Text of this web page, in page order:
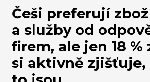
Češi preferují
a služby od
firem, ale jen 18 %
si aktivně zjišťuje,